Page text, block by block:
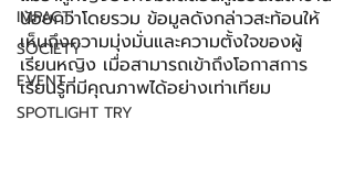
IMPACT
SOCIETY
EVENT
SPOTLIGHT TRY
น้อยกว่าโดยรวม ข้อมูลดังกล่าวสะท้อนให้
เห็นถึงความมุ่งมั่นและความตั้งใจของผู้
เรียนหญิง เมื่อสามารถเข้าถึงโอกาสการ
เรียนรู้ที่มีคุณภาพได้อย่างเท่าเทียม